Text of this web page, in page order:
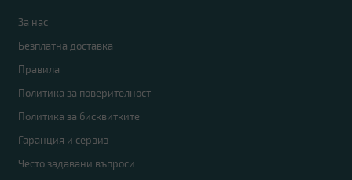
За нас
Безплатна доставка
Правила
Политика за поверителност
Политика за бисквитките
Гаранция и сервиз
Често задавани въпроси